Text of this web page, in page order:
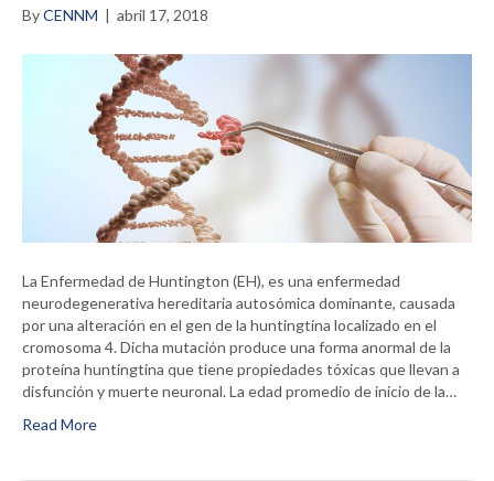
ByCENNM | abril 17, 2018
La Enfermedad de Huntington (EH), es una enfermedad
neurodegenerativa hereditaria autosómica dominante, causada
por una alteración en el gen de la huntingtina localizado en el
cromosoma 4. Dicha mutación produce una forma anormal de la
proteína huntingtina que tiene propiedades tóxicas que llevan a
disfunción y muerte neuronal. La edad promedio de inicio de la…
Read More